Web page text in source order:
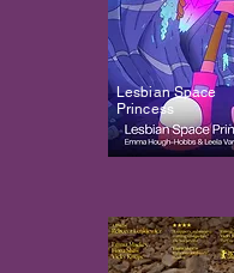
Lesbian Space
Princess